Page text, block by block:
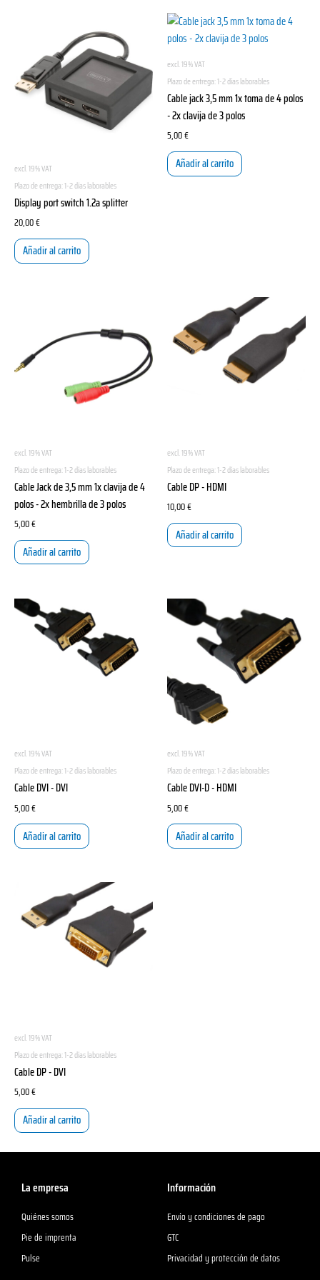
excl. 19% VAT
Plazo de entrega:1-2 días laborables
Display port switch 1.2a splitter
20,00€
Añadir al carrito
excl. 19% VAT
Plazo de entrega:1-2 días laborables
Cable jack 3,5 mm 1x toma de 4 polos
- 2x clavija de 3 polos
5,00€
Añadir al carrito
excl. 19% VAT
Plazo de entrega:1-2 días laborables
Cable Jack de 3,5 mm 1x clavija de 4
polos - 2x hembrilla de 3 polos
5,00€
Añadir al carrito
excl. 19% VAT
Plazo de entrega:1-2 días laborables
Cable DP - HDMI
10,00€
Añadir al carrito
excl. 19% VAT
Plazo de entrega:1-2 días laborables
Cable DVI - DVI
5,00€
Añadir al carrito
excl. 19% VAT
Plazo de entrega:1-2 días laborables
Cable DVI-D - HDMI
5,00€
Añadir al carrito
excl. 19% VAT
Plazo de entrega:1-2 días laborables
Cable DP - DVI
5,00€
Añadir al carrito
La empresa
Quiénes somos
Pie de imprenta
Pulse
Información
Envío y condiciones de pago
GTC
Privacidad y protección de datos